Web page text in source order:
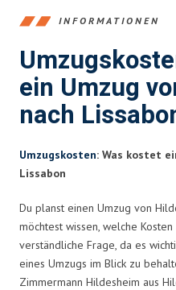
INFORMATIONEN
ein Umzug
nach
Umzugskosten: Was kostet
Lissabon
Du planst einen Umzug von
möchtest wissen, welche
verständliche Frage, da es
eines Umzugs im Blick zu
Zimmermann Hildesheim aus